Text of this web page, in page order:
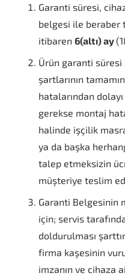
Garanti süresi,
belgesi ile beraber
itibaren 6(altı) ay
Ürün garanti
şartlarının
hatalarından
gerekse montaj
halinde işçilik
ya da başka
talep etmeksizin
müşteriye teslim
Garanti Belgesinin
için; servis
doldurulması
firma kaşesinin
imzanın ve cihaza